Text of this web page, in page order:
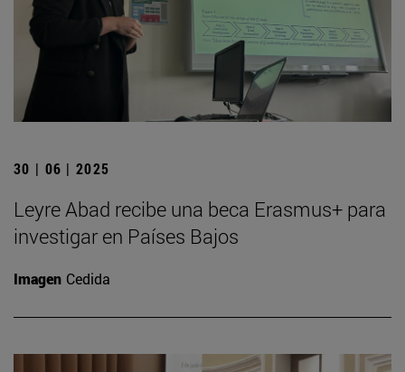
30 | 06 | 2025
Leyre Abad recibe una beca Erasmus+ para
investigar en Países Bajos
Imagen Cedida